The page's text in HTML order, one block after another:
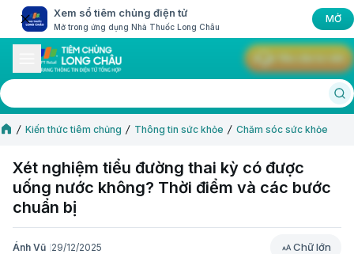
Xem sổ tiêm chủng điện tử
Mở trong ứng dụng Nhà Thuốc Long Châu
MỞ
Kiến thức tiêm chủng Thông tin sức khỏe Chăm sóc sức khỏe
Xét nghiệm tiểu đường thai kỳ có được
uống nước không? Thời điểm và các bước
chuẩn bị
Ánh Vũ 29/12/2025 Chữ lớn